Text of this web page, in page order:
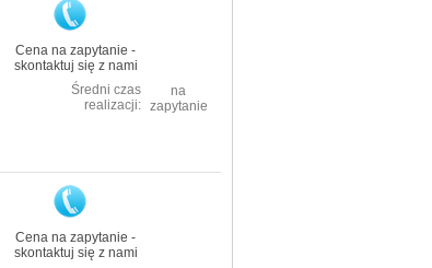
Cena na zapytanie -
skontaktuj się z nami
na
zapytanie
Średni czas
realizacji:
Cena na zapytanie -
skontaktuj się z nami